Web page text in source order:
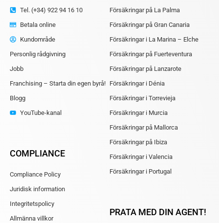
Tel. (+34) 922 94 16 10
Betala online
Kundområde
Personlig rådgivning
Jobb
Franchising – Starta din egen byrå!
Blogg
YouTube-kanal
COMPLIANCE
Compliance Policy
Juridisk information
Integritetspolicy
Allmänna villkor
Försäkringar på La Palma
Försäkringar på Gran Canaria
Försäkringar i La Marina – Elche
Försäkringar på Fuerteventura
Försäkringar på Lanzarote
Försäkringar i Dénia
Försäkringar i Torrevieja
Försäkringar i Murcia
Försäkringar på Mallorca
Försäkringar på Ibiza
Försäkringar i Valencia
Försäkringar i Portugal
PRATA MED DIN AGENT!